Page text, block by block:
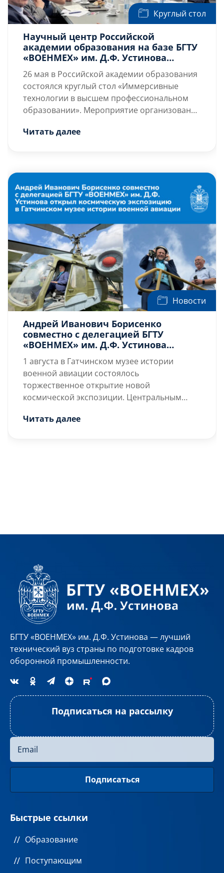
Круглый стол
Научный центр Российской
академии образования на базе БГТУ
«ВОЕНМЕХ» им. Д.Ф. Устинова
принял участие в круглом столе
«Иммерсивные технологии в
высшем профессиональном
образовании» в рамках развития
инновационной деятельности
26 мая в Российской академии образования
состоялся круглый стол «Иммерсивные
технологии в высшем профессиональном
образовании». Мероприятие организовано
нефти и газа (НИУ) имени И.М. Губкина при
высшему образованию по вопросам
развития информационных технологий в
сфере образования и науки.
Читать далее
Новости
Андрей Иванович Борисенко
совместно с делегацией БГТУ
«ВОЕНМЕХ» им. Д.Ф. Устинова
открыл космическую экспозицию в
Гатчинском музее истории военной
авиации
1 августа в Гатчинском музее истории
военной авиации состоялось
торжественное открытие новой
космической экспозиции. Центральным
космонавта, Героя России
Паневс гордостью продемонстрировал […]
Читать далее
БГТУ «ВОЕНМЕХ» им. Д.Ф. Устинова — лучший
технический вуз страны по подготовке кадров
оборонной промышленности.
Подписаться на рассылку
Быстрые ссылки
Образование
Поступающим